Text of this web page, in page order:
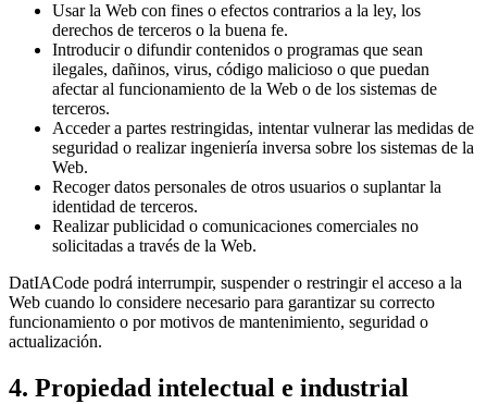
Usar la Web con fines o efectos contrarios a la ley, los
derechos de terceros o la buena fe.
Introducir o difundir contenidos o programas que sean
ilegales, dañinos, virus, código malicioso o que puedan
afectar al funcionamiento de la Web o de los sistemas de
terceros.
Acceder a partes restringidas, intentar vulnerar las medidas de
seguridad o realizar ingeniería inversa sobre los sistemas de la
Web.
Recoger datos personales de otros usuarios o suplantar la
identidad de terceros.
Realizar publicidad o comunicaciones comerciales no
solicitadas a través de la Web.
DatIACode podrá interrumpir, suspender o restringir el acceso a la
Web cuando lo considere necesario para garantizar su correcto
funcionamiento o por motivos de mantenimiento, seguridad o
actualización.
4. Propiedad intelectual e industrial